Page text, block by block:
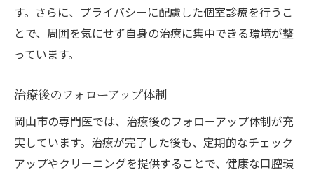
す。さらに、プライバシーに配慮した個室診療を行うこ
とで、周囲を気にせず自身の治療に集中できる環境が整
っています。
治療後のフォローアップ体制
岡山市の専門医では、治療後のフォローアップ体制が充
実しています。治療が完了した後も、定期的なチェック
アップやクリーニングを提供することで、健康な口腔環